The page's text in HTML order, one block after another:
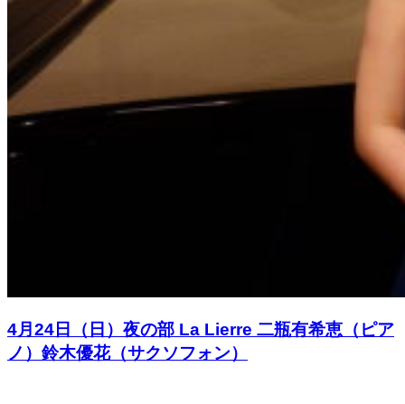
4月24日（日）夜の部 La Lierre 二瓶有希恵（ピア
ノ）鈴木優花（サクソフォン）